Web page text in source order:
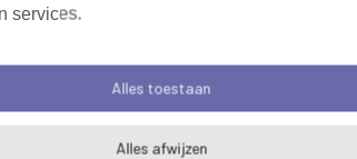
services.
Alles toestaan
Alles afwijzen